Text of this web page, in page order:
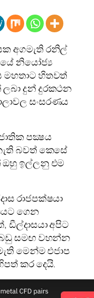
අගමැති රනිල්
නියෝජ්‍ය
මහතාට හිතවත්
දුන් දුරකථන
සංසරණය
පක්‍ෂය
බවත් කෙසේ
ඔහු ඉල්ලනු එම
රාජපක්ෂයා
ගෙන
අපිට
සමඟ වහන්න
මෙන්ම එජාප
කර දෙයි.